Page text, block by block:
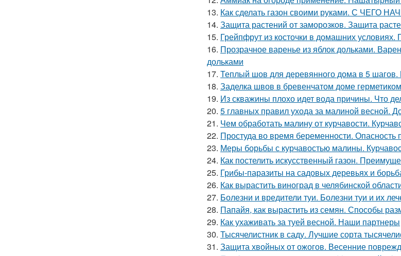
13. Как сделать газон своими руками. С ЧЕГО
14. Защита растений от заморозков. Защита
15. Грейпфрут из косточки в домашних
16. Прозрачное варенье из яблок дольками.
дольками
17. Теплый шов для деревянного дома в 5 шагов.
18. Заделка швов в бревенчатом доме
19. Из скважины плохо идет вода причины. Что
20. 5 главных правил ухода за малиной весной.
21. Чем обработать малину от курчавости.
22. Простуда во время беременности.
23. Меры борьбы с курчавостью малины.
24. Как постелить искусственный газон.
25. Грибы-паразиты на садовых деревьях и
26. Как вырастить виноград в челябинской
27. Болезни и вредители туи. Болезни туи и их
28. Папайя, как вырастить из семян. Способы
29. Как ухаживать за туей весной. Наши партнеры
30. Тысячелистник в саду. Лучшие сорта
31. Защита хвойных от ожогов. Весенние